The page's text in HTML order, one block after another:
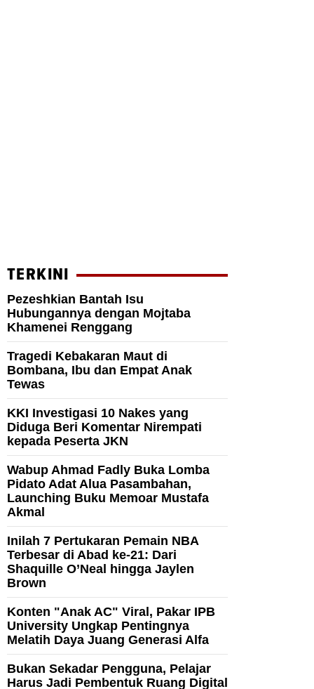
TERKINI
Pezeshkian Bantah Isu
Hubungannya dengan Mojtaba
Khamenei Renggang
Tragedi Kebakaran Maut di
Bombana, Ibu dan Empat Anak
Tewas
KKI Investigasi 10 Nakes yang
Diduga Beri Komentar Nirempati
kepada Peserta JKN
Wabup Ahmad Fadly Buka Lomba
Pidato Adat Alua Pasambahan,
Launching Buku Memoar Mustafa
Akmal
Inilah 7 Pertukaran Pemain NBA
Terbesar di Abad ke-21: Dari
Shaquille O’Neal hingga Jaylen
Brown
Konten "Anak AC" Viral, Pakar IPB
University Ungkap Pentingnya
Melatih Daya Juang Generasi Alfa
Bukan Sekadar Pengguna, Pelajar
Harus Jadi Pembentuk Ruang Digital